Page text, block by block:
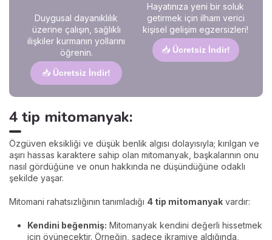
Duygusal dayanıklılık
üzerine çalışın, sağlıklı
ilişkiler kurmanın yollarını
öğrenin.
📥 Ücretsiz İndir!
Hayatınıza yeni bir soluk
getirmek için ilham verici
kişisel gelişim egzersizleri!
📥 Ücretsiz İndir!
4 tip mitomanyak:
Özgüven eksikliği ve düşük benlik algısı dolayısıyla; kırılgan ve
aşırı hassas karaktere sahip olan mitomanyak, başkalarının onu
nasıl gördüğüne ve onun hakkında ne düşündüğüne odaklı
şekilde yaşar.
Mitomani rahatsızlığının tanımladığı 4 tip mitomanyak vardır:
Kendini beğenmiş: Mitomanyak kendini değerli hissetmek
için övünecektir. Örneğin, sadece ikramiye aldığında,